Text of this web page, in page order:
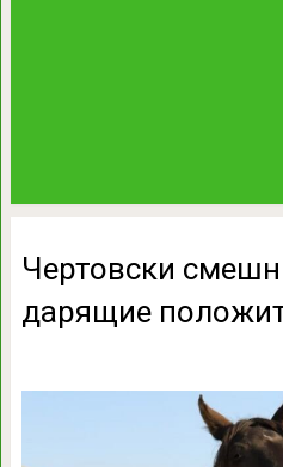
Чертовски
дарящие